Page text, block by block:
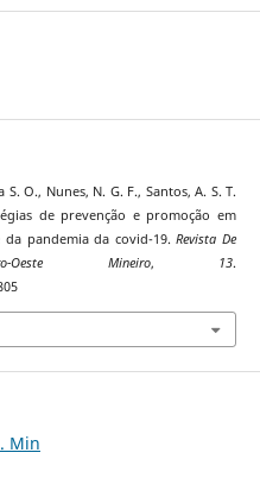
O., Nunes, N. G. F., Santos, A. S. T.
de prevenção e promoção em
da pandemia da covid-19.Revista De
Mineiro, 13.
Min